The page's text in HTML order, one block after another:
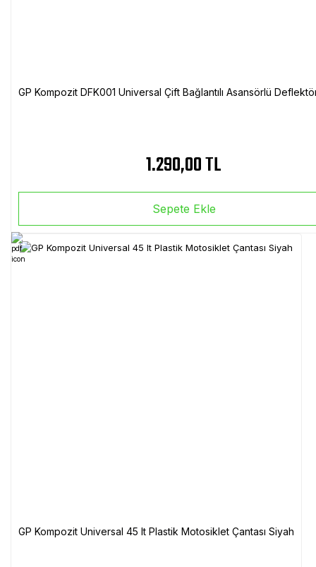
GP Kompozit DFK001 Universal Çift Bağlantılı Asansörlü
1.290,00 TL
Sepete Ekle
GP Kompozit Universal 45 lt Plastik Motosiklet Çantası Siyah